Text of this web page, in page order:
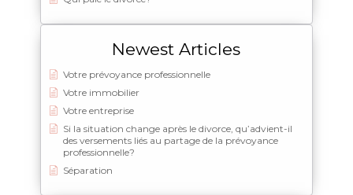
Newest Articles
Votre prévoyance professionnelle
Votre immobilier
Votre entreprise
Si la situation change après le divorce, qu’advient-il
des versements liés au partage de la prévoyance
professionnelle?
Séparation